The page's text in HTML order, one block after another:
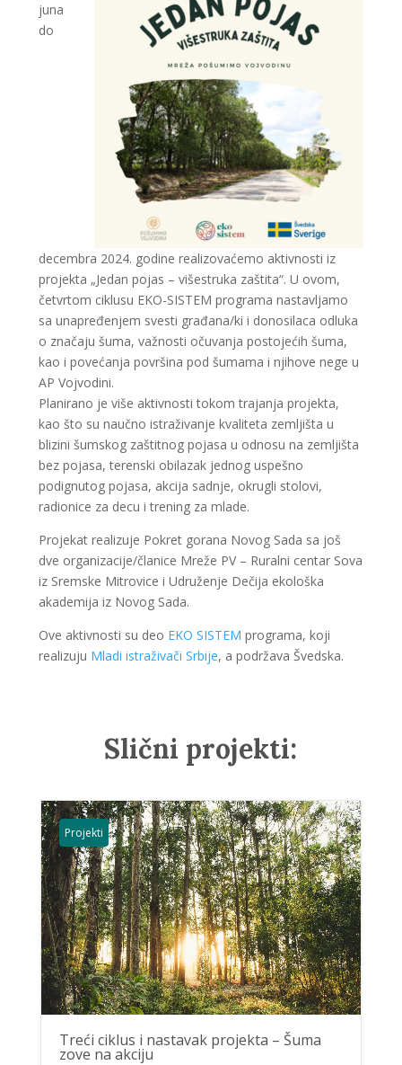
juna
do
decembra 2024. godine realizovaćemo aktivnosti iz
projekta „Jedan pojas – višestruka zaštita“. U ovom,
četvrtom ciklusu EKO-SISTEM programa nastavljamo
sa unapređenjem svesti građana/ki i donosilaca odluka
o značaju šuma, važnosti očuvanja postojećih šuma,
kao i povećanja površina pod šumama i njihove nege u
AP Vojvodini.
Planirano je više aktivnosti tokom trajanja projekta,
kao što su naučno istraživanje kvaliteta zemljišta u
blizini šumskog zaštitnog pojasa u odnosu na zemljišta
bez pojasa, terenski obilazak jednog uspešno
podignutog pojasa, akcija sadnje, okrugli stolovi,
radionice za decu i trening za mlade.
Projekat realizuje Pokret gorana Novog Sada sa još
dve organizacije/članice Mreže PV – Ruralni centar Sova
iz Sremske Mitrovice i Udruženje Dečija ekološka
akademija iz Novog Sada.
Ove aktivnosti su deo EKO SISTEM programa, koji
realizuju Mladi istraživači Srbije, a podržava Švedska.
Slični projekti:
Projekti
Treći ciklus i nastavak projekta – Šuma
zove na akciju